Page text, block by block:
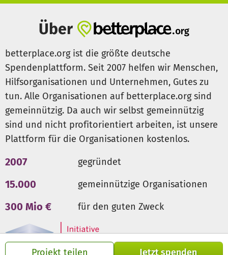
Projekt teilen Jetzt spenden
Über
betterplace.org ist die größte deutsche
Spendenplattform. Seit 2007 helfen wir Menschen,
Hilfsorganisationen und Unternehmen, Gutes zu
tun. Alle Organisationen auf betterplace.org sind
gemeinnützig. Da auch wir selbst gemeinnützig
sind und nicht profitorientiert arbeiten, ist unsere
Plattform für die Organisationen kostenlos.
2007 gegründet
15.000 gemeinnützige Organisationen
300 Mio € für den guten Zweck